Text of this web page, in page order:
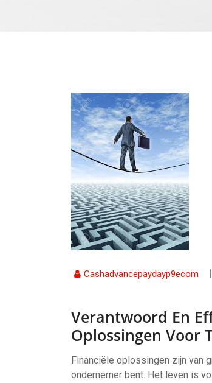
Cashadvancepaydayp9ecom
Verantwoord En
Oplossingen Voor
Financiële oplossingen zijn van
ondernemer bent. Het leven is